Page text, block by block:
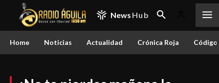
News Hub
Home Noticias Actualidad Crónica Roja